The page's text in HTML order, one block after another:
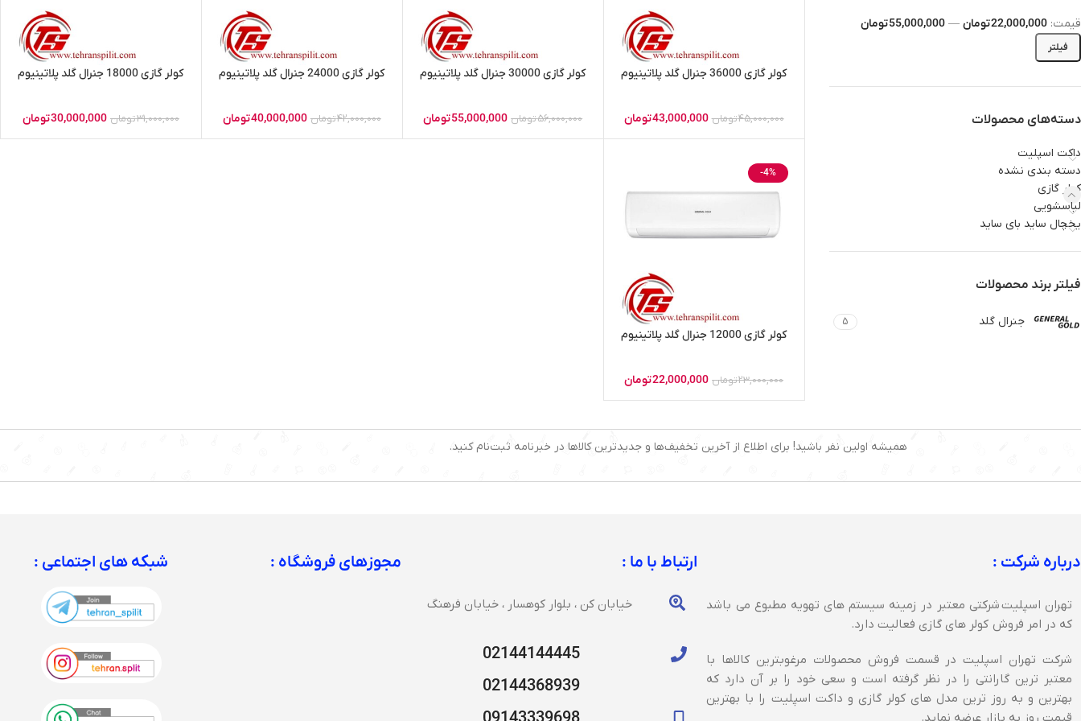
فیلتر
قیمت: 22,000,000 تومان — 55,000,000 تومان
دسته‌های محصولات
داکت اسپلیت
دسته بندی نشده
کولر گازی
لباسشویی‌
یخچال ساید بای ساید
فیلتر برند محصولات
جنرال گلد 5
کولر گازی 36000 جنرال گلد پلاتینیوم
45,000,000تومان 43,000,000تومان
کولر گازی 30000 جنرال گلد پلاتینیوم
56,000,000تومان 55,000,000تومان
کولر گازی 24000 جنرال گلد پلاتینیوم
42,000,000تومان 40,000,000تومان
کولر گازی 18000 جنرال گلد پلاتینیوم
31,000,000تومان 30,000,000تومان
-4%
کولر گازی 12000 جنرال گلد پلاتینیوم
23,000,000تومان 22,000,000تومان
همیشه اولین نفر باشید! برای اطلاع از آخرین تخفیف‌ها و جدیدترین کالاها در خبرنامه ثبت‌نام کنید.
درباره شرکت :
تهران اسپلیت شرکتی معتبر در زمینه سیستم های تهویه مطبوع می باشد
که در امر فروش کولر های گازی فعالیت دارد.
شرکت تهران اسپلیت در قسمت فروش محصولات مرغوبترین کالاها با
معتبر ترین گارانتی را در نظر گرفته است و سعی خود را بر آن دارد که
بهترین و به روز ترین مدل های کولر گازی و داکت اسپلیت را با بهترین
قیمت روز به بازار عرضه نماید.
ارتباط با ما :
خیابان کن ، بلوار کوهسار ، خیابان فرهنگ
02144144445
02144368939
مجوزهای فروشگاه : شبکه های اجتماعی :